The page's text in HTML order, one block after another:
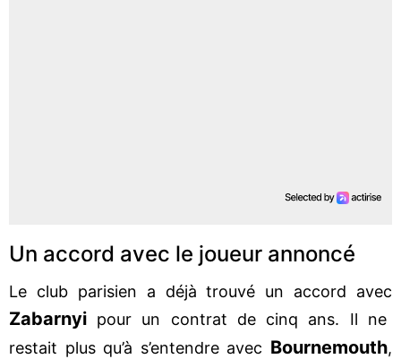
Un accord avec le joueur annoncé
Le club parisien a déjà trouvé un accord avec
Zabarnyi pour un contrat de cinq ans. Il ne
restait plus qu’à s’entendre avec Bournemouth,